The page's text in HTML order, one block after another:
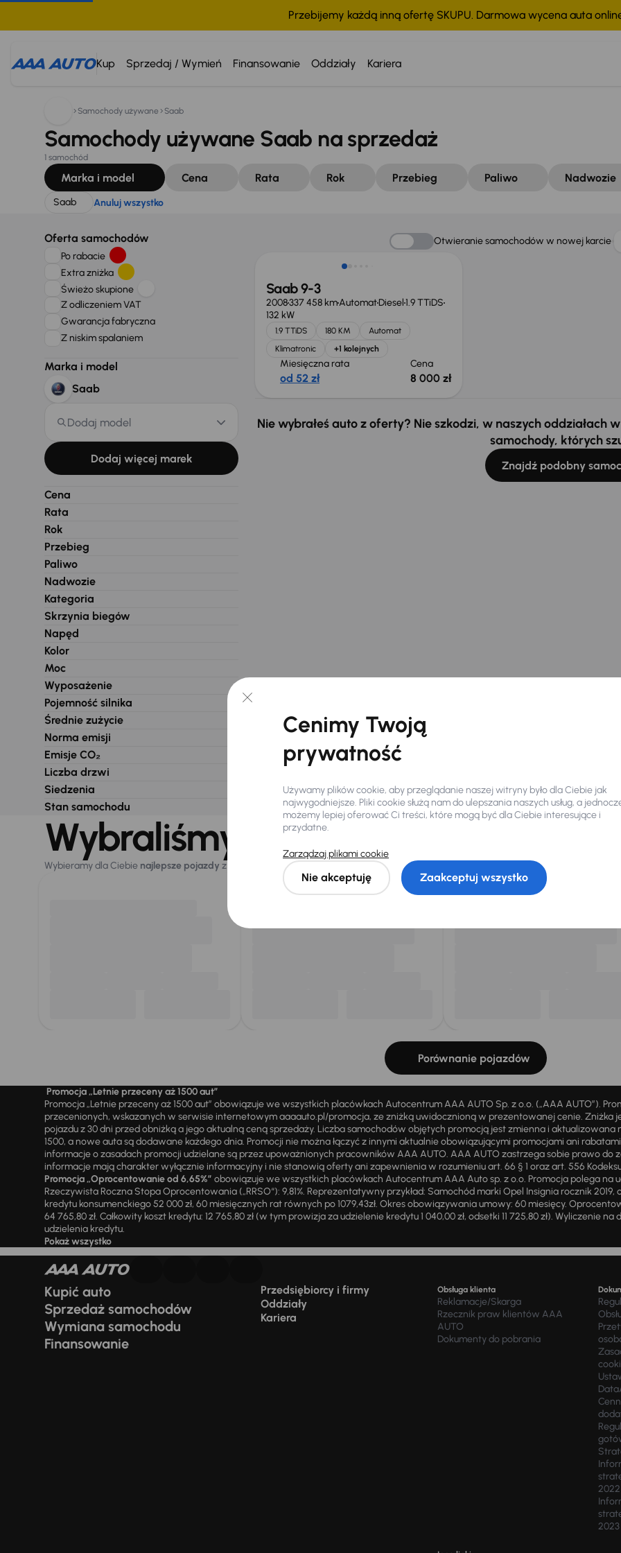
Przebijemy każdą inną ofertę SKUPU. Darmowa wycena auta
Kup Sprzedaj / Wymień Finansowanie Oddziały Kariera
Szukam: Anuluj wszystko
Samochody używane Saab
Samochody używane Saab na sprzedaż
1 samochód
Marka i model Cena Rata Rok Przebieg Paliwo Nadwozie
Saab Anuluj wszystko
Oferta samochodów
Po rabacie
Extra zniżka
Świeżo skupione
Z odliczeniem VAT
Gwarancja fabryczna
Z niskim spalaniem
Marka i model
Saab
Dodaj model
Dodaj więcej marek
Cena
Rata
Rok
Przebieg
Paliwo
Nadwozie
Kategoria
Skrzynia biegów
Napęd
Kolor
Moc
Wyposażenie
Pojemność silnika
Średnie zużycie
Norma emisji
Emisje CO₂
Liczba drzwi
Siedzenia
Stan samochodu
Otwieranie samochodów w nowej karcie
Saab 9-3
2008337 458 kmAutomatDiesel1.9 TTiDS
132 kW
1.9 TTiDS 180 KM
Automat
Klimatronic
+1 kolejnych
Miesięczna rata
od 52 zł
Cena
8 000 zł
Nie wybrałeś auto z oferty? Nie szkodzi, w naszych oddziałach
samochody, których
Znajdź podobny
Wybraliśmy dla Ciebie
Wybieramy dla Ciebie najlepsze pojazdy z naszej oferty. Kupimy dla Ciebiedo 400 pojazdów
Porównanie pojazdów
Promocja „Letnie przeceny aż 1500 aut”
Promocja „Letnie przeceny aż 1500 aut” obowiązuje we wszystkich placówkach Autocentrum AAA AUTO Sp. z o.o. („AAA AUTO”).
przecenionych, wskazanych w serwisie internetowym aaaauto.pl/promocja, ze zniżką uwidocznioną w prezentowanej cenie. Zniżka
pojazdu z 30 dni przed obniżką a jego aktualną ceną sprzedaży. Liczba samochodów objętych promocją jest zmienna i
1500, a nowe auta są dodawane każdego dnia. Promocji nie można łączyć z innymi aktualnie obowiązującymi promocjami ani
informacje o zasadach promocji udzielane są przez upoważnionych pracowników AAA AUTO. AAA AUTO zastrzega sobie prawo
informacje mają charakter wyłącznie informacyjny i nie stanowią oferty ani zapewnienia w rozumieniu art. 66 § 1 oraz art. 556
Promocja „Oprocentowanie od 6,65%” obowiązuje we wszystkich placówkach Autocentrum AAA Auto sp. z o.o. Promocja polega na
Rzeczywista Roczna Stopa Oprocentowania („RRSO“): 9,81%. Reprezentatywny przykład: Samochód marki Opel Insignia rocznik 2019,
kredytu konsumenckiego 52 000 zł, 60 miesięcznych rat równych po 1079,43zł. Okres obowiązywania umowy: 60 miesięcy.
64 765,80 zł. Całkowity koszt kredytu: 12 765,80 zł (w tym prowizja za udzielenie kredytu 1 040,00 zł, odsetki 11 725,80 zł). Wyliczenie
udzielenia kredytu.
Pokaż wszystko
Kupić auto
Sprzedaż samochodów
Wymiana samochodu
Finansowanie
Przedsiębiorcy i firmy
Oddziały
Kariera
Obsługa klienta
Reklamacje/Skarga
Rzecznik praw klientów AAA
AUTO
Dokumenty do pobrania
2022
2023
Cenimy Twoją
prywatność
Używamy plików cookie, aby przeglądanie naszej witryny było dla Ciebie jak
najwygodniejsze. Pliki cookie służą nam do ulepszania naszych usług, a
możemy lepiej oferować Ci treści, które mogą być dla Ciebie interesujące i
przydatne.
Zarządzaj plikami cookie
Nie akceptuję Zaakceptuj wszystko